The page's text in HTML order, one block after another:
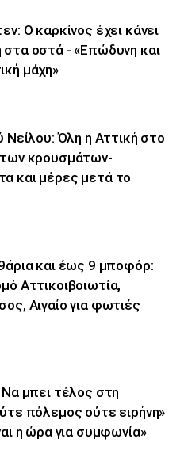
Ο καρκίνος έχει κάνει
οστά - «Επώδυνη και
μάχη»
Νείλου: Όλη η Αττική στο
κρουσμάτων-
και μέρες μετά το
και έως 9 μποφόρ:
Αττικοιβοιωτία,
Αιγαίο για φωτιές
Να μπει τέλος στη
πόλεμος ούτε ειρήνη»
η ώρα για συμφωνία»